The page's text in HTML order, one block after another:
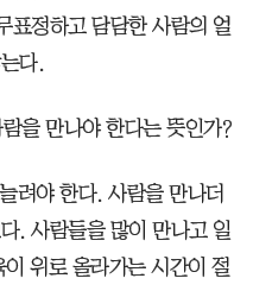
표정하고 담담한 사람의 얼
다.
을 만나야 한다는 뜻인가?
려야 한다. 사람을 만나더
. 사람들을 많이 만나고 일
위로 올라가는 시간이 절